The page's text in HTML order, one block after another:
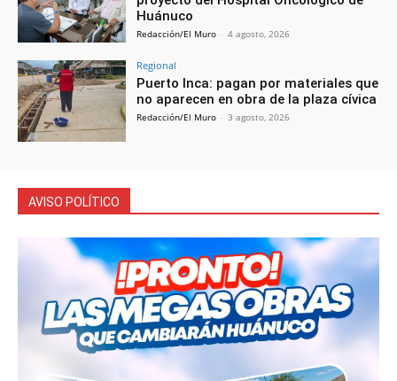
Huánuco
Redacción/El Muro - 4 agosto, 2026
Regional
Puerto Inca: pagan por materiales que
no aparecen en obra de la plaza cívica
Redacción/El Muro - 3 agosto, 2026
AVISO POLÍTICO